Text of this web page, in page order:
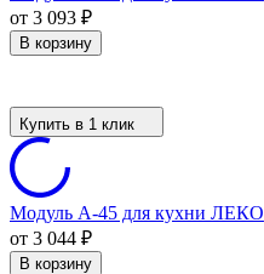
от 3 093 ₽
В корзину
Купить в 1 клик
Модуль А-45 для кухни ЛЕКО
от 3 044 ₽
В корзину